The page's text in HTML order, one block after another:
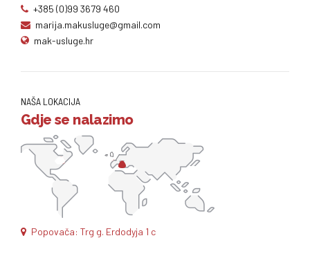
+385 (0)99 3679 460
marija.makusluge@gmail.com
mak-usluge.hr
NAŠA LOKACIJA
Gdje se nalazimo
Popovača: Trg g. Erdodyja 1 c